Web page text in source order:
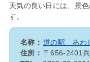
天気の良い日には、景
す。
名称： 道の駅 あわ
住所： 〒656-2401